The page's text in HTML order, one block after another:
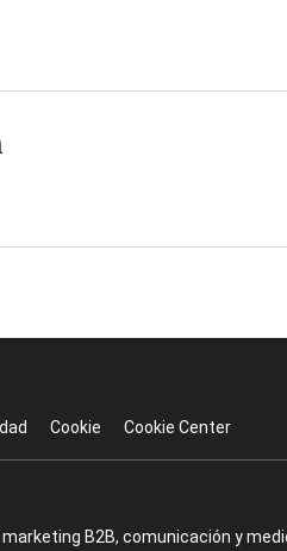
Cookie Cookie Center
marketing B2B, comunicación y